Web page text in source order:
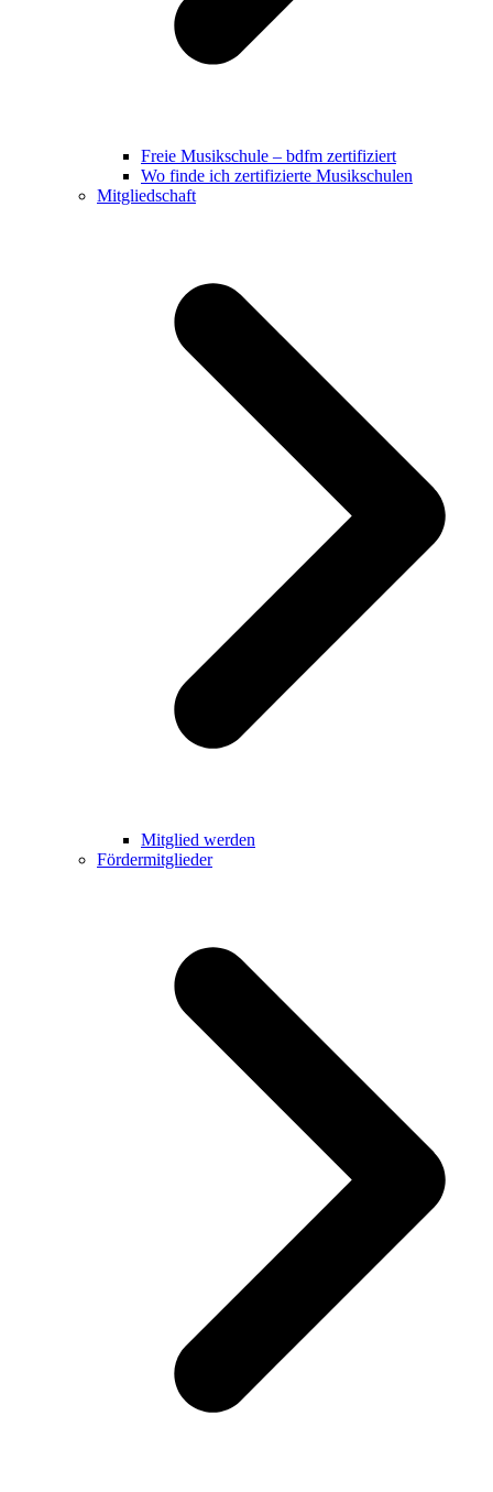
Freie Musikschule – bdfm zertifiziert
Wo finde ich zertifizierte Musikschulen
Mitgliedschaft
Mitglied werden
Fördermitglieder